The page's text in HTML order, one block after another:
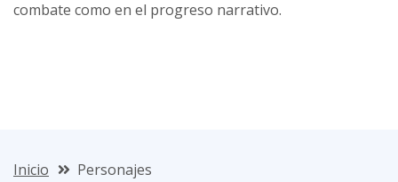
combate como en el progreso narrativo.
Inicio Personajes